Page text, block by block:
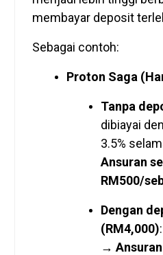
membayar deposit
Sebagai contoh:
Proton Saga
Tanpa
dibiayai
3.5%
Ansuran
RM500/
Dengan
(RM4,000)
→